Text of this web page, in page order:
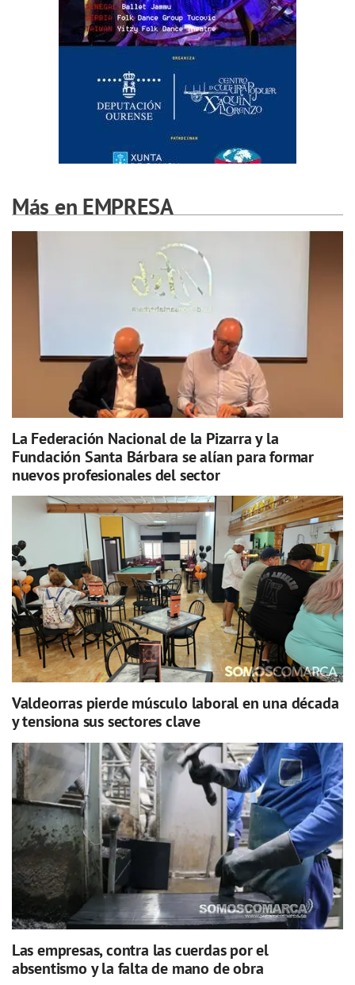
Más en EMPRESA
La Federación Nacional de la Pizarra y la
Fundación Santa Bárbara se alían para formar
nuevos profesionales del sector
Valdeorras pierde músculo laboral en una década
y tensiona sus sectores clave
Las empresas, contra las cuerdas por el
absentismo y la falta de mano de obra